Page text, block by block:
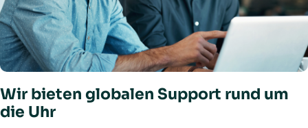
Wir bieten globalen Support rund um
die Uhr